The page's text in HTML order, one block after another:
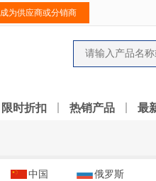
成为供应商或分销商
限时折扣 热销产品 最
中国 俄罗斯